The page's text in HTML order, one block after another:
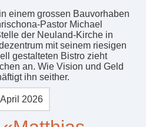
einem grossen Bauvorhaben
Pastor Michael
der Neuland-Kirche in
mit seinem riesigen
gestalteten Bistro zieht
an. Wie Vision und Geld
ihn seither.
2026